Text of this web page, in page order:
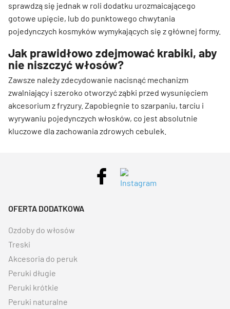
sprawdzą się jednak w roli dodatku urozmaicającego
gotowe upięcie, lub do punktowego chwytania
pojedynczych kosmyków wymykających się z głównej formy.
Jak prawidłowo zdejmować krabiki, aby
nie niszczyć włosów?
Zawsze należy zdecydowanie nacisnąć mechanizm
zwalniający i szeroko otworzyć ząbki przed wysunięciem
akcesorium z fryzury. Zapobiegnie to szarpaniu, tarciu i
wyrywaniu pojedynczych włosków, co jest absolutnie
kluczowe dla zachowania zdrowych cebulek.
OFERTA DODATKOWA
Ozdoby do włosów
Treski
Akcesoria do peruk
Peruki długie
Peruki krótkie
Peruki naturalne